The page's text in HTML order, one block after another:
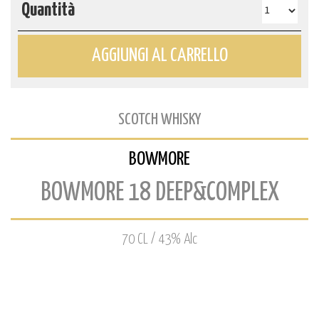
Quantità
AGGIUNGI AL CARRELLO
SCOTCH WHISKY
BOWMORE
BOWMORE 18 DEEP&COMPLEX
70 CL / 43% Alc